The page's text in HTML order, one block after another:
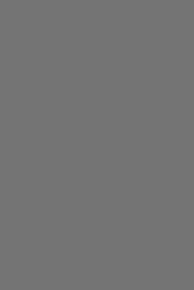
- Sales Planning & Forecasting